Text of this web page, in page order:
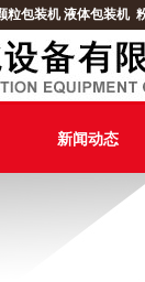
粒包装机 液体包装机
新闻动态